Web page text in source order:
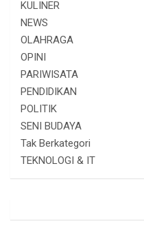
KULINER
NEWS
OLAHRAGA
OPINI
PARIWISATA
PENDIDIKAN
POLITIK
SENI BUDAYA
Tak Berkategori
TEKNOLOGI & IT